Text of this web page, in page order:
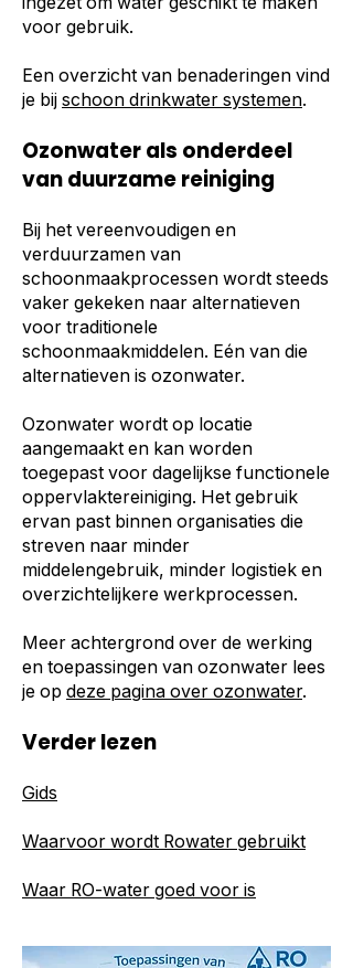
voor gebruik.
Een overzicht van benaderingen vind
je bij schoon drinkwater systemen.
Ozonwater als onderdeel
van duurzame reiniging
Bij het vereenvoudigen en
verduurzamen van
schoonmaakprocessen wordt steeds
vaker gekeken naar alternatieven
voor traditionele
schoonmaakmiddelen. Eén van die
alternatieven is ozonwater.
Ozonwater wordt op locatie
aangemaakt en kan worden
toegepast voor dagelijkse functionele
oppervlaktereiniging. Het gebruik
ervan past binnen organisaties die
streven naar minder
middelengebruik, minder logistiek en
overzichtelijkere werkprocessen.
Meer achtergrond over de werking
en toepassingen van ozonwater lees
je op deze pagina over ozonwater.
Verder lezen
Gids
Waarvoor wordt Rowater gebruikt
Waar RO-water goed voor is